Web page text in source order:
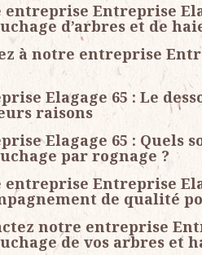
entreprise Entreprise
d’arbres et de
à notre entreprise
Elagage 65 : Le
raisons
Elagage 65 : Quels
par rognage ?
entreprise Entreprise
de qualité
notre entreprise
de vos arbres et